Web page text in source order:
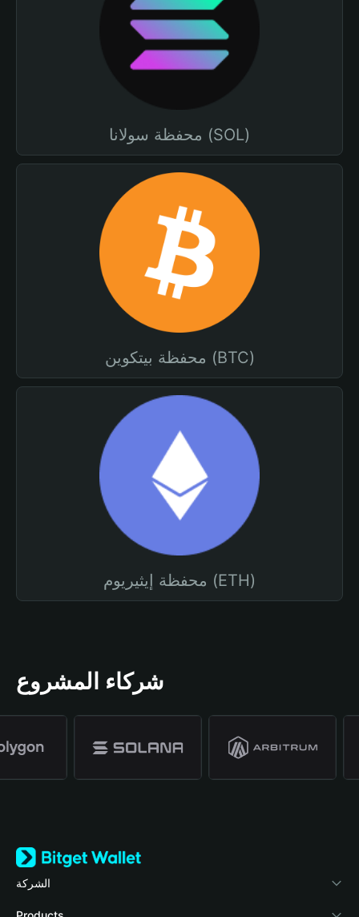
محفظة سولانا (SOL)
محفظة بيتكوين (BTC)
محفظة إيثيريوم (ETH)
شركاء المشروع
الشركة